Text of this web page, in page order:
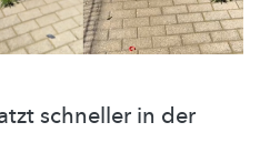
schneller in der